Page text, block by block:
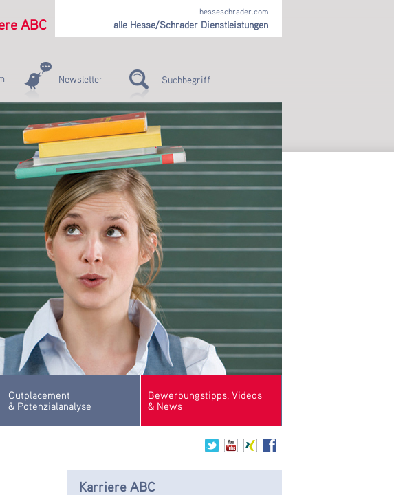
Newsletter
Outplacement
& Potenzialanalyse
Bewerbungstipps, Videos
& News
Karriere ABC
ABC
hesseschrader.com
alle Hesse/Schrader Dienstleistungen